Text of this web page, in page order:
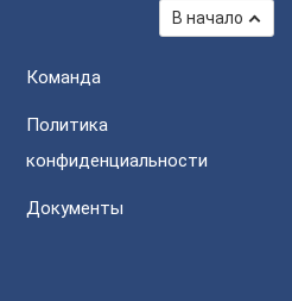
В начало
Команда
Политика
конфиденциальности
Документы